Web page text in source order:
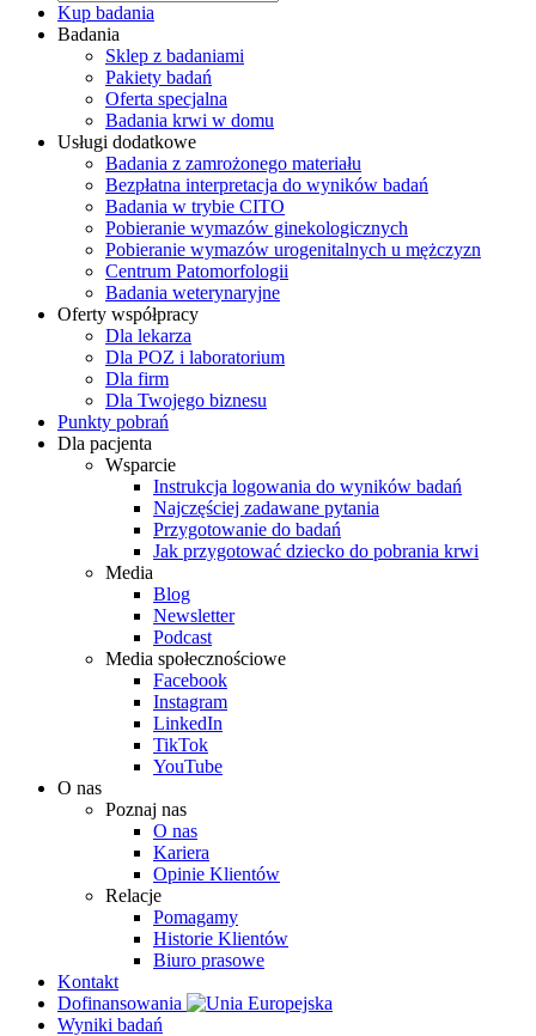
Kup badania
Badania
Sklep z badaniami
Pakiety badań
Oferta specjalna
Badania krwi w domu
Usługi dodatkowe
Badania z zamrożonego materiału
Bezpłatna interpretacja do wyników badań
Badania w trybie CITO
Pobieranie wymazów ginekologicznych
Pobieranie wymazów urogenitalnych u mężczyzn
Centrum Patomorfologii
Badania weterynaryjne
Oferty współpracy
Dla lekarza
Dla POZ i laboratorium
Dla firm
Dla Twojego biznesu
Punkty pobrań
Dla pacjenta
Wsparcie
Instrukcja logowania do wyników badań
Najczęściej zadawane pytania
Przygotowanie do badań
Jak przygotować dziecko do pobrania krwi
Media
Blog
Newsletter
Podcast
Media społecznościowe
Facebook
Instagram
LinkedIn
TikTok
YouTube
O nas
Poznaj nas
O nas
Kariera
Opinie Klientów
Relacje
Pomagamy
Historie Klientów
Biuro prasowe
Kontakt
Dofinansowania
Wyniki badań